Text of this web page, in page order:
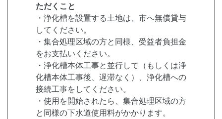
ただくこと
・浄化槽を設置する土地は、市へ無償貸与
してください。
・集合処理区域の方と同様、受益者負担金
をお支払いください。
・浄化槽本体工事と並行して（もしくは浄
化槽本体工事後、遅滞なく）、浄化槽への
接続工事をしてください。
・使用を開始されたら、集合処理区域の方
と同様の下水道使用料がかかります。